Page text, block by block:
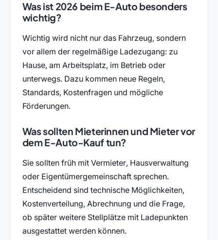
Was ist 2026 beim E-Auto besonders
wichtig?
Wichtig wird nicht nur das Fahrzeug, sondern
vor allem der regelmäßige Ladezugang: zu
Hause, am Arbeitsplatz, im Betrieb oder
unterwegs. Dazu kommen neue Regeln,
Standards, Kostenfragen und mögliche
Förderungen.
Was sollten Mieterinnen und Mieter vor
dem E-Auto-Kauf tun?
Sie sollten früh mit Vermieter, Hausverwaltung
oder Eigentümergemeinschaft sprechen.
Entscheidend sind technische Möglichkeiten,
Kostenverteilung, Abrechnung und die Frage,
ob später weitere Stellplätze mit Ladepunkten
ausgestattet werden können.